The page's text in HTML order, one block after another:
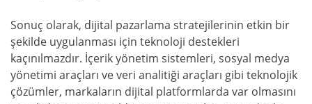
Sonuç olarak, dijital pazarlama stratejilerinin etkin bir
şekilde uygulanması için teknoloji destekleri
kaçınılmazdır. İçerik yönetim sistemleri, sosyal medya
yönetimi araçları ve veri analitiği araçları gibi teknolojik
çözümler, markaların dijital platformlarda var olmasını